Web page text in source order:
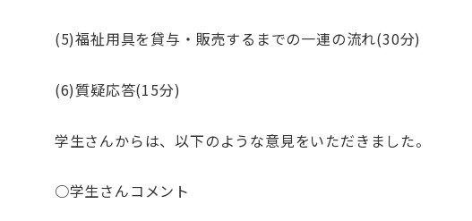
(5)福祉用具を貸与・販売するまでの一連の流れ(30分)
(6)質疑応答(15分)
学生さんからは、以下のような意見をいただきました。
○学生さんコメント